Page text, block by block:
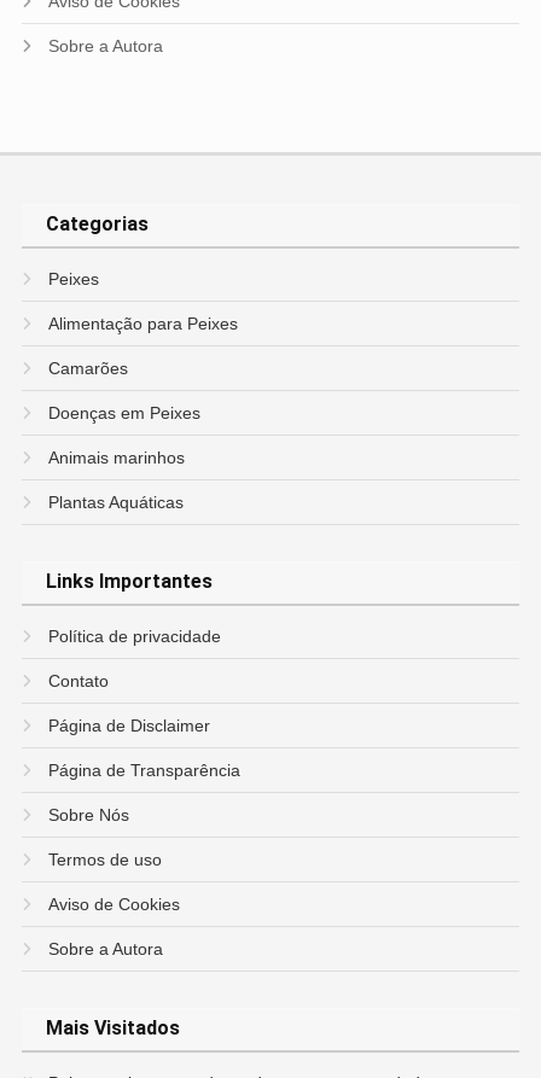
Sobre a Autora
Categorias
Peixes
Alimentação para Peixes
Camarões
Doenças em Peixes
Animais marinhos
Plantas Aquáticas
Links Importantes
Política de privacidade
Contato
Página de Disclaimer
Página de Transparência
Sobre Nós
Termos de uso
Aviso de Cookies
Sobre a Autora
Mais Visitados